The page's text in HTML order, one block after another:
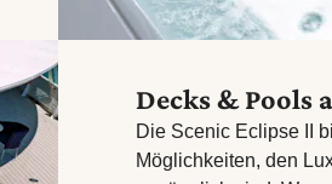
Decks & Pools
Die Scenic Eclipse II
Möglichkeiten, den